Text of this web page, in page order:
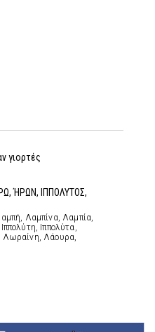
γιορτές
ΉΡΩΝ, ΙΠΠΟΛΥΤΟΣ,
Λαμπίνα, Λαμπία,
Ιππολύτα,
Λωραίνη, Λάουρα,